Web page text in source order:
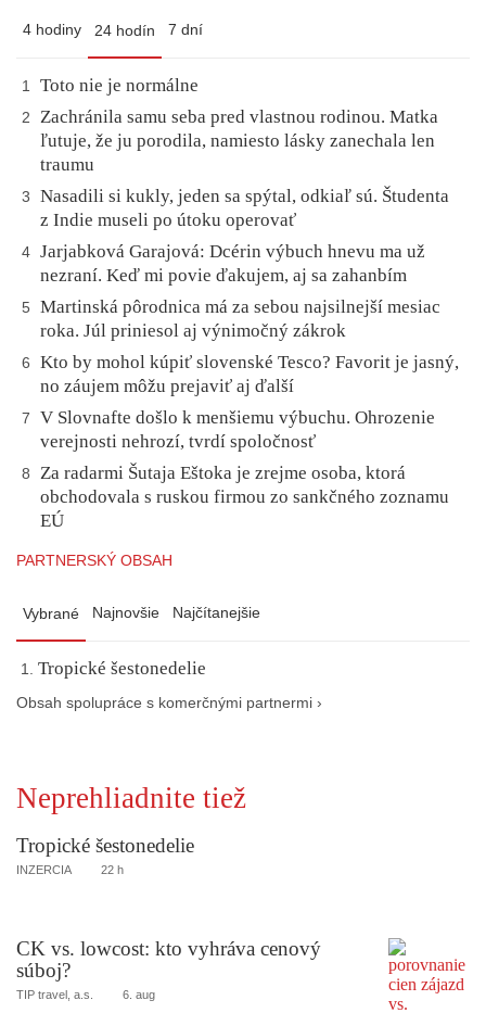
4 hodiny 24 hodín 7 dní
1 Toto nie je normálne
2
Zachránila samu seba pred vlastnou rodinou. Matka
ľutuje, že ju porodila, namiesto lásky zanechala len
traumu
3
Nasadili si kukly, jeden sa spýtal, odkiaľ sú. Študenta
z Indie museli po útoku operovať
4 Jarjabková Garajová: Dcérin výbuch hnevu ma už
nezraní. Keď mi povie ďakujem, aj sa zahanbím
5
Martinská pôrodnica má za sebou najsilnejší mesiac
roka. Júl priniesol aj výnimočný zákrok
6
Kto by mohol kúpiť slovenské Tesco? Favorit je jasný,
no záujem môžu prejaviť aj ďalší
7
V Slovnafte došlo k menšiemu výbuchu. Ohrozenie
verejnosti nehrozí, tvrdí spoločnosť
8
Za radarmi Šutaja Eštoka je zrejme osoba, ktorá
obchodovala s ruskou firmou zo sankčného zoznamu
EÚ
PARTNERSKÝ OBSAH
Vybrané Najnovšie Najčítanejšie
Tropické šestonedelie
Obsah spolupráce s komerčnými partnermi ›
Neprehliadnite tiež
Tropické šestonedelie
INZERCIA 22 h
CK vs. lowcost: kto vyhráva cenový
súboj?
TIP travel, a.s. 6. aug